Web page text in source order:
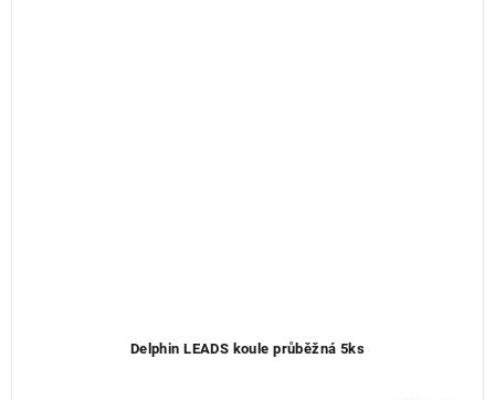
Delphin LEADS koule průběžná 5ks